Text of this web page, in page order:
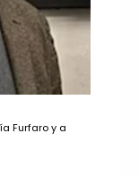
Furfaro y a